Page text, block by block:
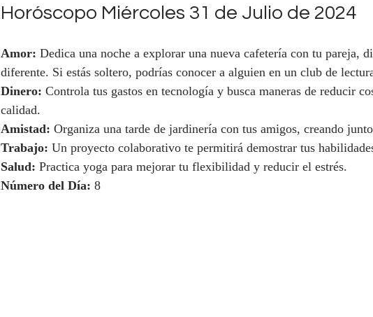
Horóscopo Miércoles 31 de Julio de 2024
Amor: Dedica una noche a explorar una nueva cafetería con tu pareja,
diferente. Si estás soltero, podrías conocer a alguien en un club de
Dinero: Controla tus gastos en tecnología y busca maneras de reducir
calidad.
Amistad: Organiza una tarde de jardinería con tus amigos, creando
Trabajo: Un proyecto colaborativo te permitirá demostrar tus
Salud: Practica yoga para mejorar tu flexibilidad y reducir el estrés.
Número del Día: 8